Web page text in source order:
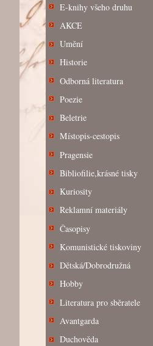
E-knihy všeho druhu
AKCE
Umění
Historie
Odborná literatura
Poezie
Beletrie
Místopis-cestopis
Pragensie
Bibliofilie,krásné tisky
Kuriosity
Reklamní materiály
Časopisy
Komunistické tiskoviny
Dětská/Dobrodružná
Hobby
Literatura pro sběratele
Avantgarda
Duchověda